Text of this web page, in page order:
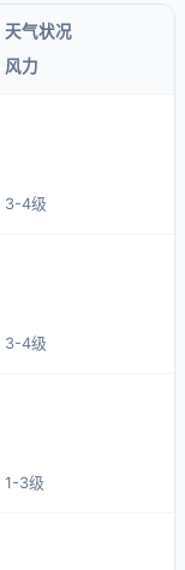
天气状况
风力
3-4级
3-4级
1-3级